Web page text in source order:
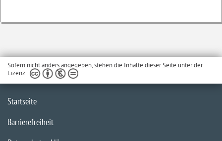
Sofern nicht anders angegeben, stehen die Inhalte dieser Seite unter der
Lizenz
Startseite
Barrierefreiheit